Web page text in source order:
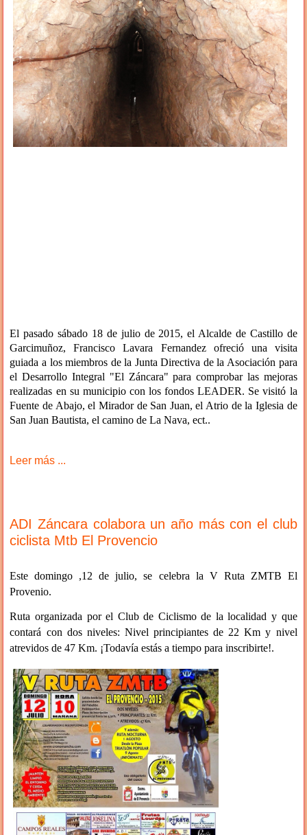
El pasado sábado 18 de julio de 2015, el Alcalde de Castillo de
Garcimuñoz, Francisco Lavara Fernandez ofreció una visita
guiada a los miembros de la Junta Directiva de la Asociación para
el Desarrollo Integral "El Záncara" para comprobar las mejoras
realizadas en su municipio con los fondos LEADER. Se visitó la
Fuente de Abajo, el Mirador de San Juan, el Atrio de la Iglesia de
San Juan Bautista, el camino de La Nava, ect..
Leer más ...
ADI Záncara colabora un año más con el club
ciclista Mtb El Provencio
Este domingo ,12 de julio, se celebra la V Ruta ZMTB El
Provenio.
Ruta organizada por el Club de Ciclismo de la localidad y que
contará con dos niveles: Nivel principiantes de 22 Km y nivel
atrevidos de 47 Km. ¡Todavía estás a tiempo para inscribirte!.